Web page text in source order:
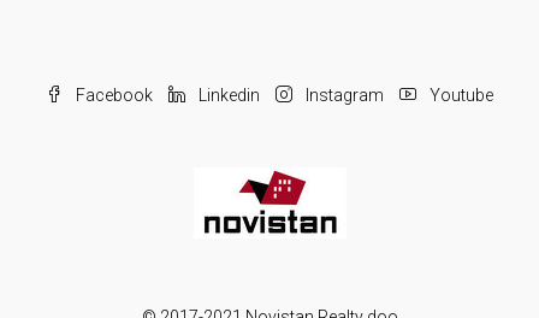
Facebook Linkedin Instagram Youtube